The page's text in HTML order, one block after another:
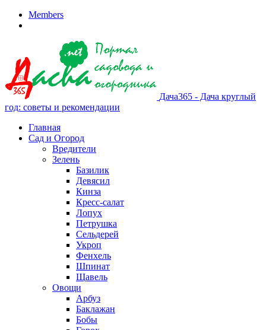
Members
Дача365 - Дача круглый
год: советы и рекомендации
Главная
Сад и Огород
Вредители
Зелень
Базилик
Девясил
Кинза
Кресс-салат
Лопух
Петрушка
Сельдерей
Укроп
Фенхель
Шпинат
Щавель
Овощи
Арбуз
Баклажан
Бобы